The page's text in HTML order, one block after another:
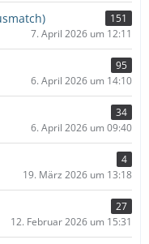
151
7. April 2026 um 12:11
95
6. April 2026 um 14:10
34
6. April 2026 um 09:40
4
19. März 2026 um 13:18
27
12. Februar 2026 um 15:31